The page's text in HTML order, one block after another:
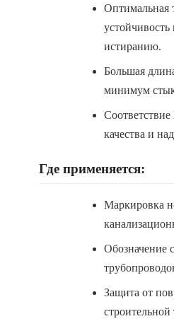
Оптимальная
истиранию.
Большая
минимум
качества и
Где применяется:
Маркировка
Обозначение
Защита от
строительной